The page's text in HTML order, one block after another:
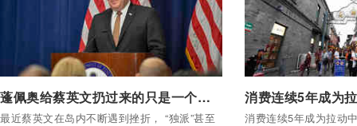
蓬佩奥给蔡英文扔过来的只是一个糖果
最近蔡英文在岛内不断遇到挫折， “独派”甚至
消费连续5年成为拉动